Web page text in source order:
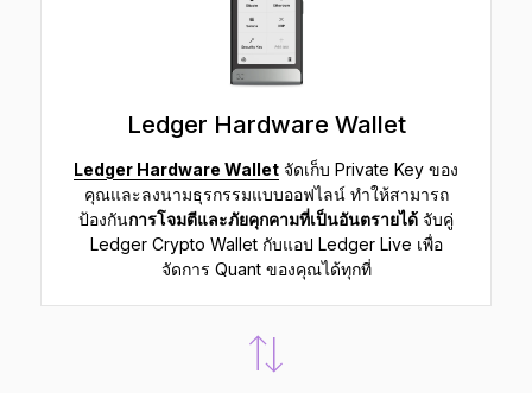
Ledger Hardware Wallet
Ledger Hardware Wallet จัดเก็บ Private Key ของ
คุณและลงนามธุรกรรมแบบออฟไลน์ ทำให้สามารถ
ป้องกันการโจมตีและภัยคุกคามที่เป็นอันตรายได้ จับคู่
Ledger Crypto Wallet กับแอป Ledger Live เพื่อ
จัดการ Quant ของคุณได้ทุกที่